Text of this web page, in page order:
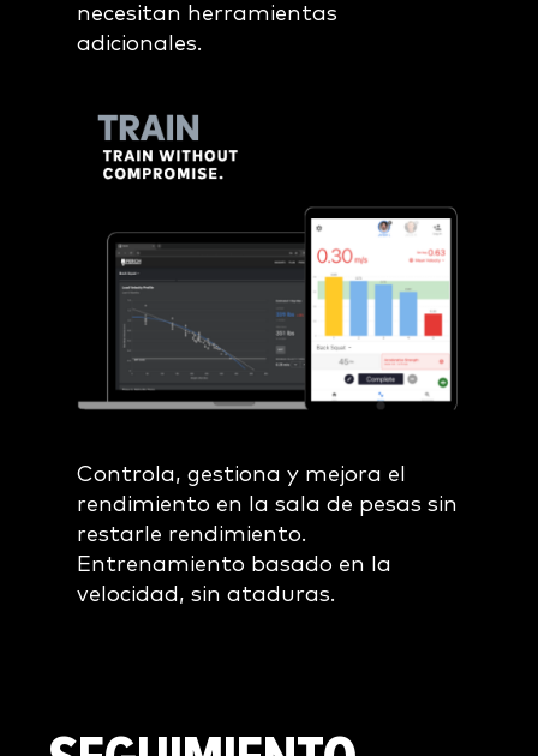
necesitan herramientas
adicionales.
Controla, gestiona y mejora el
rendimiento en la sala de pesas sin
restarle rendimiento.
Entrenamiento basado en la
velocidad, sin ataduras.